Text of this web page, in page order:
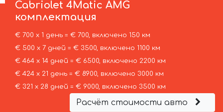
Cabriolet 4Matic AMG
комплектация
€ 700 х 1 день = € 700, включено 150 км
€ 500 х 7 дней = € 3500, включено 1100 км
€ 464 х 14 дней = € 6500, включено 2200 км
€ 424 х 21 день = € 8900, включено 3000 км
€ 321 х 28 дней = € 9000, включено 3500 км
Расчёт стоимости авто